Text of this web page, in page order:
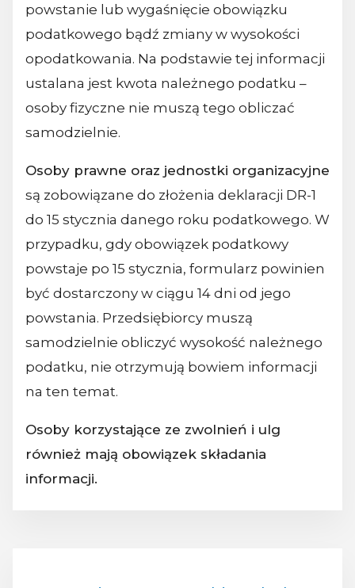
powstanie lub wygaśnięcie obowiązku
podatkowego bądź zmiany w wysokości
opodatkowania. Na podstawie tej informacji
ustalana jest kwota należnego podatku –
osoby fizyczne nie muszą tego obliczać
samodzielnie.
Osoby prawne oraz jednostki organizacyjne
są zobowiązane do złożenia deklaracji DR-1
do 15 stycznia danego roku podatkowego. W
przypadku, gdy obowiązek podatkowy
powstaje po 15 stycznia, formularz powinien
być dostarczony w ciągu 14 dni od jego
powstania. Przedsiębiorcy muszą
samodzielnie obliczyć wysokość należnego
podatku, nie otrzymują bowiem informacji
na ten temat.
Osoby korzystające ze zwolnień i ulg
również mają obowiązek składania
informacji.